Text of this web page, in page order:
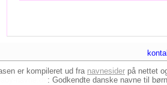
er kompileret ud fra navnesider på nettet
: Godkendte danske navne til børn